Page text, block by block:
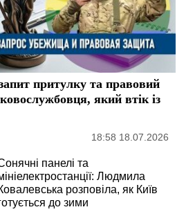
притулку та правовий
який втік із
18:58 18.07.2026
панелі та
Людмила
розповіла, як Київ
до зими